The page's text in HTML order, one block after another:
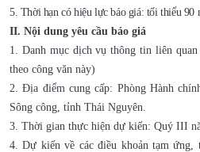
5. Thời hạn có hiệu lực báo giá: tối thiểu 90
II. Nội dung yêu cầu báo giá
1. Danh mục dịch vụ thông tin liên
theo công văn này)
2. Địa điểm cung cấp: Phòng Hành
Sông công, tỉnh Thái Nguyên.
3. Thời gian thực hiện dự kiến: Quý III
4. Dự kiến về các điều khoản tạm ứng,